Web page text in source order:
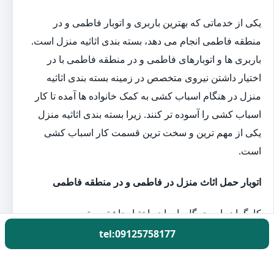
یکی از خدماتی که بهترین باربری و اتوبار فاطمی و در
منطقه فاطمی انجام می دهد، بسته بندی اثاثیه منزل است.
باربری ها و اتوبارهای فاطمی و در منطقه فاطمی با در
اختیار داشتن نیروی متخصص در زمینه بسته بندی اثاثیه
منزل در هنگام اسباب کشی به کمک خانواده ها آمده تا کار
اسباب کشی را آسوده تر کنند. زیرا بسته بندی اثاثیه منزل
یکی از مهم ترین و سخت ترین قسمت کار اسباب کشی
است.
اتوبار حمل اثاث منزل در فاطمی و در منطقه فاطمی
کارگران باربری گل بار با در اختیار داشتن بهترین و به
روزترین تجهیزات بسته بندی اثاثیه منزل یک روز قبل از
اسباب کشی به منزل شما آمده و بارهای شما را بسته بندی
tel:09125758177